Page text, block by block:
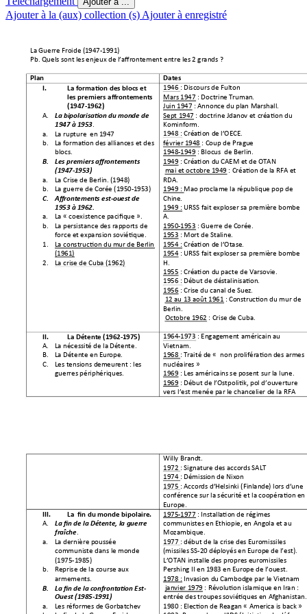
Ajouter à la (aux) collection (s) Ajouter à enregistré
La Guerre Froide (1947-1991)
Pb. Quels sont les enjeux de l’affrontement entre les 2 grands ?
Plan
Dates
I.
La formation des blocs et
les premiers affrontements
(1947-1962)
A. La bipolarisation du monde de
1947 à 1953.
a.
La rupture  en 1947
b.
La formation des alliances et des
blocs.
B. Les premiers affrontements
(1947-1953)
a. La Crise de Berlin . (1948)
b.
La guerre de Corée (1950-1953)
C. Affrontements est-ouest de
1953 à 1962.
a. La « coexistence pacifique ».
b.
La persistance des rapports de
force et expansion soviétique.
1.
La construction du mur de Berlin
(1961)
2.
La crise de Cuba (1962)
1946 : Discours de Fulton
Mars 1947 : Doctrine Truman
Juin 1947 : Annonce du plan Marshall.
Sept 1947 : doctrine Jdanov et création du
Kominform.
1948 : Création de l’OECE.
février 1948 : Coup de Prague
1948-1949 : Blocus de Berlin.
1949 : Création du CAEM et de OTAN
mai et octobre 1949 : Création de la RFA et
RDA.
1949 : Mao proclame la république pop de
Chine.
1949 : URSS fait exploser sa première bombe
A.
1950-1953 : Guerre de Corée.
1953 : Mort de Staline.
1954 : Création de l’Otase.
1954 : URSS fait exploser sa première bombe
H.
1955 : Création du pacte de Varsovie.
1956 : Début de déstalinisation.
1956 : Crise du canal de Suez.
12 au 13 août 1961 : Construction du mur de
Berlin.
Octobre 1962 : Crise de Cuba.
II. La Détente (1962-1975)
A. La nécessité de la Détente.
B.
La Détente en Europe.
C.
Les tensions demeurent : les
guerres périphériques.
1964-1973 : Engagement américain au
Vietnam.
1968 : Traité de «  non prolifération des armes
nucléaires »
1969 : Les américains se posent sur la lune.
1969 : Début de l’Ostpolitik, pol d’ouverture
vers l’est menée par le chancelier de la RFA
Willy Brandt.
1972 : Signature des accords SALT
1974 : Démission de Nixon
1975 : Accords d’Helsinki (Finlande) lors d’une
conférence sur la sécurité et la coopération en
Europe.
III. La  fin du monde bipolaire.
A. La fin de la Détente, la guerre
fraîche.
a.
La dernière poussée
communiste dans l e monde
(1975-1985)
b.
Reprise de la course aux
armements.
B. La fin de la confrontation Est-
Ouest (1985-1991)
a. Les réformes de Gorbatchev
1975-1977 : Installation de régimes
communistes en Ethiopie, en Angola et au
Mozambique.
1977 : début de la crise des Euromissiles
(missiles SS-20 déployés en Europe de l’est).
L’OTAN installe des propres euromissiles
Pershing II en 1983 en Europe de l’ouest.
1978 : Invasion du Cambodge par le Vietnam
janvier 1979 : Révolution islamique en Iran :
entrée des troupes soviétiques en
1980 : Election de Reagan « America is back »